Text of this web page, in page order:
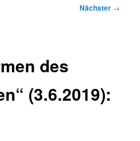
Nächster →
des
(3.6.2019):